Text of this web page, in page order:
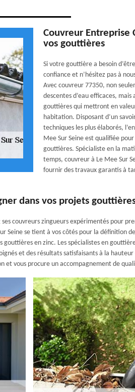
Couvreur Entreprise
vos gouttières
Si votre gouttière a besoin
confiance et n’hésitez pas à
Avec couvreur 77350, non
descentes d’eau efficaces, mais
gouttières qui mettront en
habitation. Disposant d’un
techniques les plus élaborés,
Mee Sur Seine est qualifiée
gouttières. Spécialiste en la
temps, couvreur à Le Mee Sur
fournir des travaux garantis à
dans vos projets
couvreurs zingueurs expérimentés pour
Seine se tient à vos côtés pour la définition
en zinc. Les spécialistes en
et des résultats satisfaisants à la
et vous procure un accompagnement de